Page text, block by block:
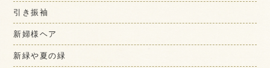
引き振袖
新婦様ヘア
新緑や夏の緑